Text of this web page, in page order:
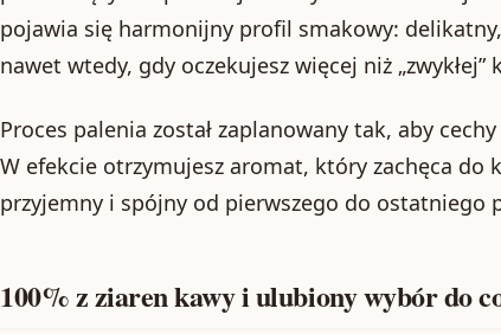
pojawia się harmonijny profil smakowy:
nawet wtedy, gdy oczekujesz więcej niż „zwykłej”
Proces palenia został zaplanowany tak, aby
W efekcie otrzymujesz aromat, który zachęca do
przyjemny i spójny od pierwszego do ostatniego
100% z ziaren kawy i ulubiony wybór do